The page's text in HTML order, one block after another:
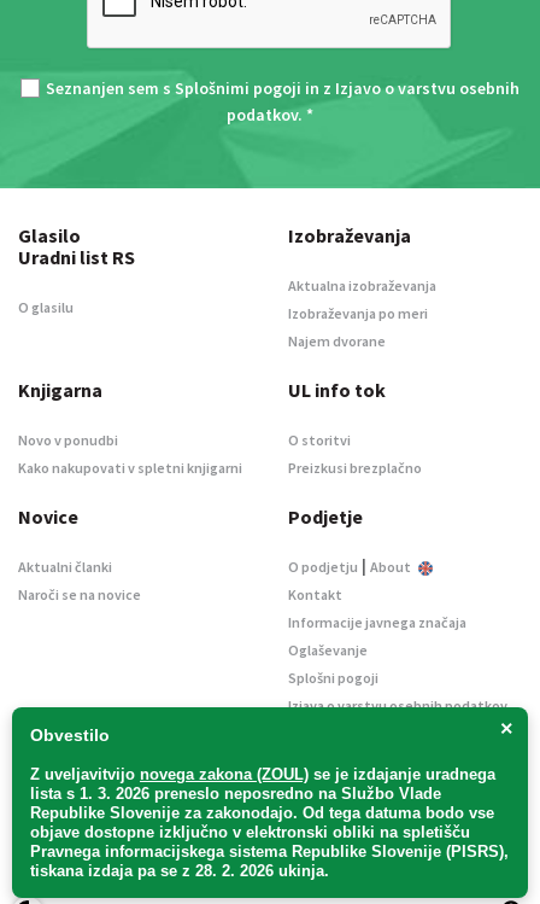
Seznanjen sem s Splošnimi pogoji in z Izjavo o varstvu osebnih
podatkov. *
×
Obvestilo
Z uveljavitvijo novega zakona (ZOUL) se je izdajanje uradnega
lista s 1. 3. 2026 preneslo neposredno na Službo Vlade
Republike Slovenije za zakonodajo. Od tega datuma bodo vse
objave dostopne izključno v elektronski obliki na spletišču
Pravnega informacijskega sistema Republike Slovenije (PISRS),
tiskana izdaja pa se z 28. 2. 2026 ukinja.
Glasilo
Uradni list RS
O glasilu
Izobraževanja
Aktualna izobraževanja
Izobraževanja po meri
Najem dvorane
Knjigarna
Novo v ponudbi
Kako nakupovati v spletni knjigarni
UL info tok
O storitvi
Preizkusi brezplačno
Novice
Aktualni članki
Naroči se na novice
Podjetje
O podjetju | About
Kontakt
Informacije javnega značaja
Oglaševanje
Splošni pogoji
Izjava o varstvu osebnih podatkov
Uradni list d. o. o. – v likvidaciji / Vse pravice pridržane.